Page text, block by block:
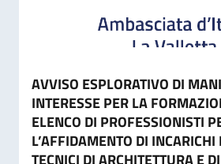
AVVISO ESPLORATIVO DI
INTERESSE PER LA
ELENCO DI PROFESSIONISTI
L’AFFIDAMENTO DI INCARICHI
TECNICI DI ARCHITETTURA E